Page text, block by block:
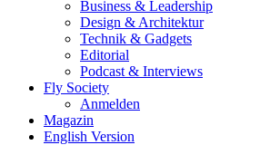
Business & Leadership
Design & Architektur
Technik & Gadgets
Editorial
Podcast & Interviews
Fly Society
Anmelden
Magazin
English Version